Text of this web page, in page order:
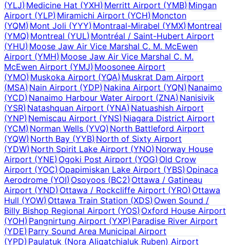
(YLJ)Medicine Hat (YXH) Merritt Airport (YMB) Mingan
Airport (YLP)Miramichi Airport (YCH) Moncton
(YQM)Mont Joli (YYY) Montraal-Mirabel (YMX) Montreal
(YMQ)Montreal (YUL)Montréal / Saint-Hubert Airport
(YHU)Moose Jaw Air Vice Marshal C. M. McEwen
Airport (YMH)Moose Jaw Air Vice Marshal C. M.
McEwen Airport (YMJ)Moosonee Airport
(YMO)Muskoka Airport (YQA) Muskrat Dam Airport
(MSA)Nain Airport (YDP) Nakina Airport (YQN) Nanaimo
(YCD)Nanaimo Harbour Water Airport (ZNA) Nanisivik
(YSR)Natashquan Airport (YNA) Natuashish Airport
(YNP)Nemiscau Airport (YNS) Niagara District Airport
(YCM)Norman Wells (YVQ) North Battleford Airport
(YQW)North Bay (YYB) North of Sixty Airport
(YDW)North Spirit Lake Airport (YNO) Norway House
Airport (YNE)Ogoki Post Airport (YOG)Old Crow
Airport (YOC)Opapimiskan Lake Airport (YBS) Opinaca
Aerodrome (YOI)Osoyoos (BC2) Ottawa / Gatineau
Airport (YND)Ottawa / Rockcliffe Airport (YRO) Ottawa
Hull (YOW)Ottawa Train Station (XDS) Owen Sound /
Billy Bishop Regional Airport (YOS)Oxford House Airport
(YOH)Pangnirtung Airport (YXP) Paradise River Airport
(YDE)Parry Sound Area Municipal Airport
(YPD)Paulatuk (Nora Aliqatchialuk Ruben) Airport